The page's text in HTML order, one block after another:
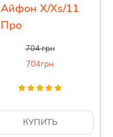
Айфон X/Xs/11
Про
704грн
704грн
КУПИТЬ